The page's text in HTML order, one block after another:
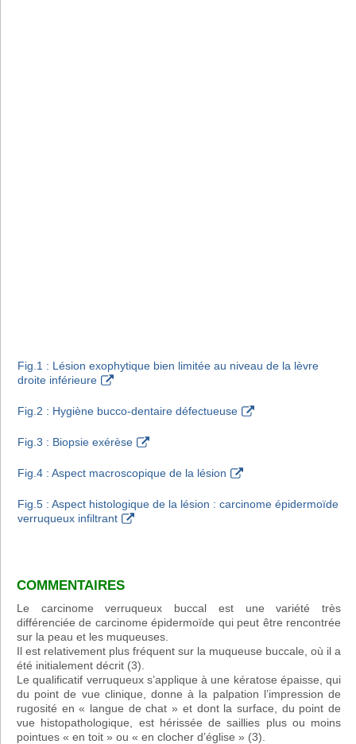
Fig.1 : Lésion exophytique bien limitée au niveau de la lèvre
droite inférieure
Fig.2 : Hygiène bucco-dentaire défectueuse
Fig.3 : Biopsie exérèse
Fig.4 : Aspect macroscopique de la lésion
Fig.5 : Aspect histologique de la lésion : carcinome épidermoïde
verruqueux infiltrant
COMMENTAIRES
Le carcinome verruqueux buccal est une variété très
différenciée de carcinome épidermoïde qui peut être rencontrée
sur la peau et les muqueuses.
Il est relativement plus fréquent sur la muqueuse buccale, où il a
été initialement décrit (3).
Le qualificatif verruqueux s’applique à une kératose épaisse, qui
du point de vue clinique, donne à la palpation l’impression de
rugosité en « langue de chat » et dont la surface, du point de
vue histopathologique, est hérissée de saillies plus ou moins
pointues « en toit » ou « en clocher d’église » (3).